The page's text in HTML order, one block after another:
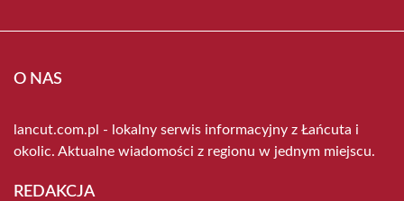
O NAS
lancut.com.pl - lokalny serwis informacyjny z Łańcuta i
okolic. Aktualne wiadomości z regionu w jednym miejscu.
REDAKCJA